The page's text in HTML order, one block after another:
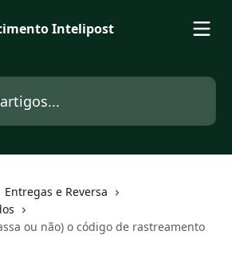
Entregas e Reversa
ou não) o código de rastreamento